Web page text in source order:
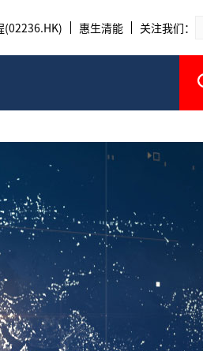
(02236.HK) 惠生清能 关注我们：